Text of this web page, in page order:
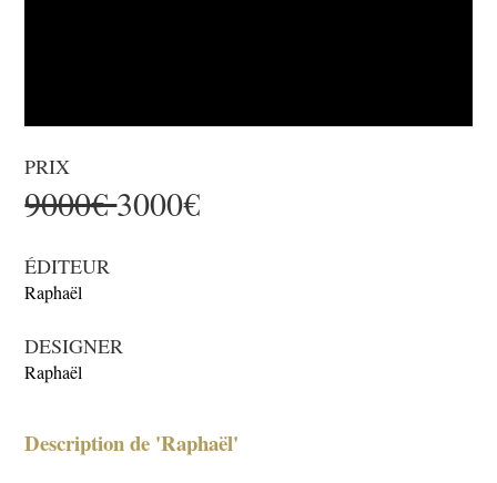
PRIX
9000€3000€
ÉDITEUR
Raphaël
DESIGNER
Raphaël
Description de 'Raphaël'